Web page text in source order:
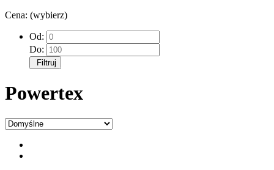
Cena: (wybierz)
Od:
Do:
Filtruj
Powertex